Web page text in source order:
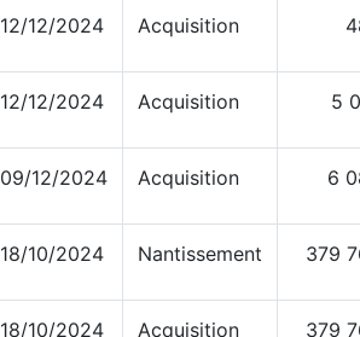
12/12/2024 Acquisition
12/12/2024 Acquisition 5
09/12/2024 Acquisition 6
18/10/2024 Nantissement 379
18/10/2024 Acquisition 379